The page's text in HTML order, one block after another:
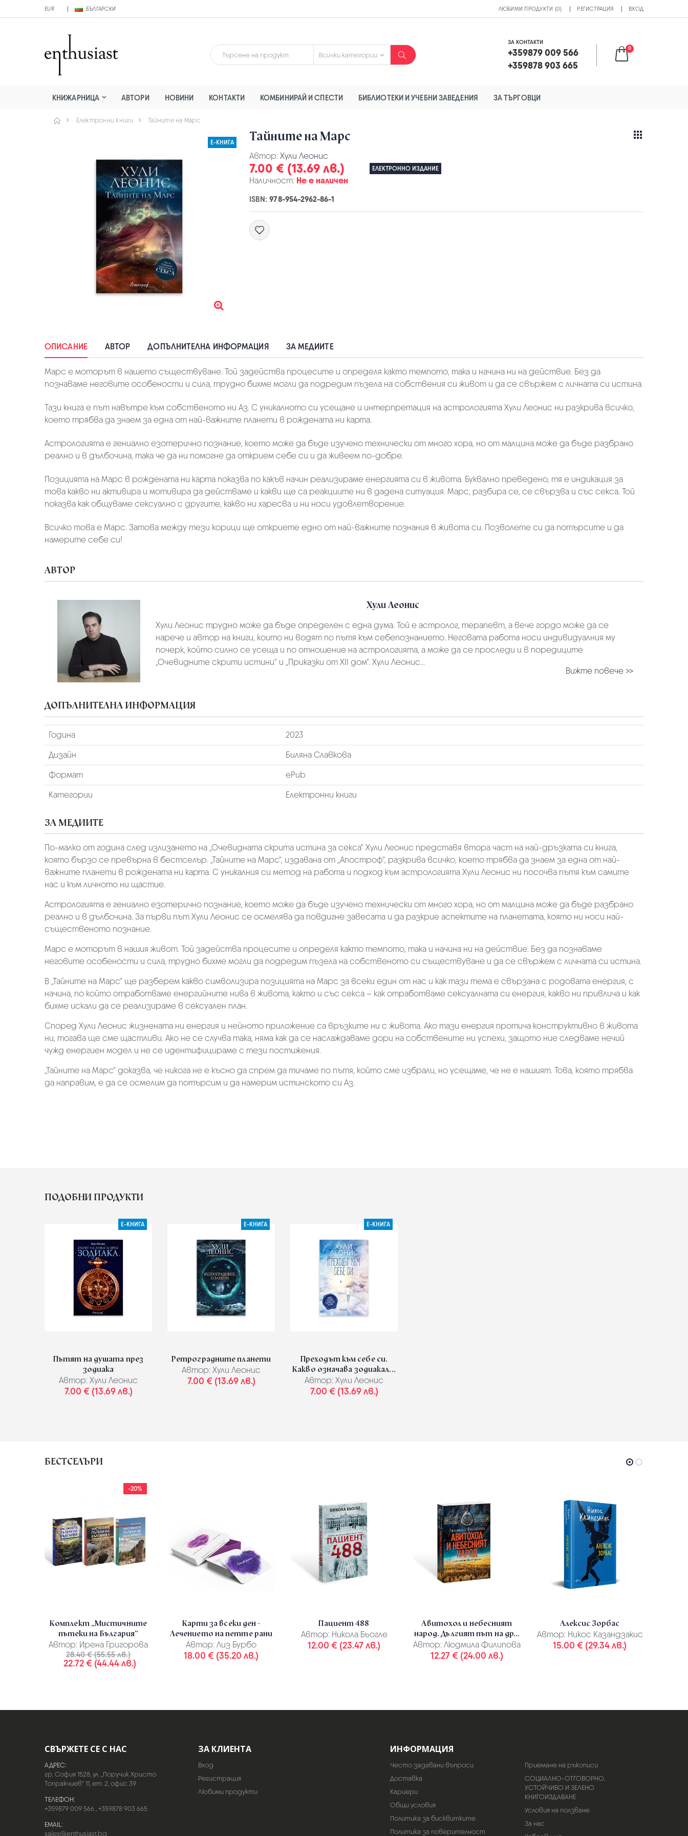
EUR БЪЛГАРСКИ ЛЮБИМИ ПРОДУКТИ (0) РЕГИСТРАЦИЯ ВХОД
ЗА КОНТАКТИ
+359879 009 566
+359878 903 665
0
КНИЖАРНИЦА АВТОРИ НОВИНИ КОНТАКТИ КОМБИНИРАЙ И СПЕСТИ БИБЛИОТЕКИ И УЧЕБНИ ЗАВЕДЕНИЯ ЗА ТЪРГОВЦИ
Електронни книги Тайните на Марс
Е-КНИГА Тайните на Марс
Автор: Хули Леонис
7.00 € (13.69 лв.) ЕЛЕКТРОННО ИЗДАНИЕ
Наличност: Не е наличен
ISBN:978-954-2962-86-1
ОПИСАНИЕ АВТОР ДОПЪЛНИТЕЛНА ИНФОРМАЦИЯ ЗА МЕДИИТЕ
Марс е моторът в нашето съществуване. Той задейства процесите и определя както темпото, така и начина ни на действие. Без да
познаваме неговите особености и сила, трудно бихме могли да подредим пъзела на собствения си живот и да се свържем с личната си истина.
Тази книга е път навътре към собственото ни Аз. С уникалното си усещане и интерпретация на астрологията Хули Леонис ни разкрива всичко,
което трябва да знаем за една от най-важните планети в рождената ни карта.
Астрологията е гениално езотерично познание, което може да бъде изучено технически от много хора, но от малцина може да бъде разбрано
реално и в дълбочина, така че да ни помогне да открием себе си и да живеем по-добре.
Позицията на Марс в рождената ни карта показва по какъв начин реализираме енергията си в живота. Буквално преведено, тя е индикация за
това какво ни активира и мотивира да действаме и какви ще са реакциите ни в дадена ситуация. Марс, разбира се, се свързва и със секса. Той
показва как общуваме сексуално с другите, какво ни харесва и ни носи удовлетворение.
Всичко това е Марс. Затова между тези корици ще откриете едно от най-важните познания в живота си. Позволете си да потърсите и да
намерите себе си!
АВТОР
Хули Леонис
Хули Леонис трудно може да бъде определен с една дума. Той е астролог, терапевт, а вече гордо може да се
нарече и автор на книги, които ни водят по пътя към себепознанието. Неговата работа носи индивидуалния му
почерк, който силно се усеща и по отношение на астрологията, а може да се проследи и в поредиците
„Очевидните скрити истини“ и „Приказки от XII дом“. Хули Леонис...
Вижте повече >>
ДОПЪЛНИТЕЛНА ИНФОРМАЦИЯ
Година
2023
Дизайн
Биляна Славкова
Формат
ePub
Категории
Електронни книги
ЗА МЕДИИТЕ
По-малко от година след излизането на „Очевидната скрита истина за секса“ Хули Леонис представя втора част на най-дръзката си книга,
която бързо се превърна в бестселър. „Тайните на Марс“, издавана от „Апостроф“, разкрива всичко, което трябва да знаем за една от най-
важните планети в рождената ни карта. С уникалния си метод на работа и подход към астрологията Хули Леонис ни посочва пътя към самите
нас и към личното ни щастие.
Астрологията е гениално езотерично познание, което може да бъде изучено технически от много хора, но от малцина може да бъде разбрано
реално и в дълбочина. За първи път Хули Леонис се осмелява да повдигне завесата и да разкрие аспектите на планетата, която ни носи най-
същественото познание.
Марс е моторът в нашия живот. Той задейства процесите и определя както темпото, така и начина ни на действие. Без да познаваме
неговите особености и сила, трудно бихме могли да подредим пъзела на собственото си съществуване и да се свържем с личната си истина.
В „Тайните на Марс“ ще разберем какво символизира позицията на Марс за всеки един от нас и как тази тема е свързана с родовата енергия, с
начина, по който отработваме енергийните нива в живота, както и със секса – как отработваме сексуалната си енергия, какво ни привлича и как
бихме искали да се реализираме в сексуален план.
Според Хули Леонис жизнената ни енергия и нейното приложение са връзките ни с живота. Ако тази енергия протича конструктивно в живота
ни, тогава ще сме щастливи. Ако не се случва така, няма как да се наслаждаваме дори на собствените ни успехи, защото ние следваме нечий
чужд енергиен модел и не се идентифицираме с тези постижения.
„Тайните на Марс“ доказва, че никога не е късно да спрем да тичаме по пътя, който сме избрали, но усещаме, че не е нашият. Това, която трябва
да направим, е да се осмелим да потърсим и да намерим истинското си Аз.
ПОДОБНИ ПРОДУКТИ
Е-КНИГА
Пътят на душата през
зодиака
Автор: Хули Леонис
7.00 € (13.69 лв.)
Е-КНИГА
Ретроградните планети
Автор: Хули Леонис
7.00 € (13.69 лв.)
Е-КНИГА
Преходът към себе си.
Какво означава зодиакал...
Автор: Хули Леонис
7.00 € (13.69 лв.)
БЕСТСЕЛЪРИ
-20%
Комплект „Мистичните
пътеки на България“
Автор: Ирена Григорова
28.40 € (55.55 лв.)
22.72 € (44.44 лв.)
Карти за всеки ден -
Лечението на петте рани
Автор: Лиз Бурбо
18.00 € (35.20 лв.)
Пациент 488
Автор: Никола Бьогле
12.00 € (23.47 лв.)
Авитохол и небесният
народ. Дългият път на др...
Автор: Людмила Филипова
12.27 € (24.00 лв.)
Алексис Зорбас
Автор: Никос Казандзакис
15.00 € (29.34 лв.)
СВЪРЖЕТЕ СЕ С НАС
АДРЕС:
гр. София 1528, ул. „Поручик Христо
Топракчиев“ 11, ет. 2, офис 39
ТЕЛЕФОН:
+359879 009 566,+359878 903 665
EMAIL:
sales@enthusiast.bg
ЗА КЛИЕНТА
Вход
Регистрация
Любими продукти
ИНФОРМАЦИЯ
Често задавани въпроси
Доставка
Кариери
Общи условия
Политика за бисквитките
Политика за поверителност
Приемане на ръкописи
СОЦИАЛНО-ОТГОВОРНО,
УСТОЙЧИВО И ЗЕЛЕНО
КНИГОИЗДАВАНЕ
Условия на ползване
За нас